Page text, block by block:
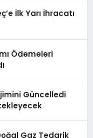
İlk Yarı İhracatı
Ödemeleri
Güncelledi
Gaz Tedarik